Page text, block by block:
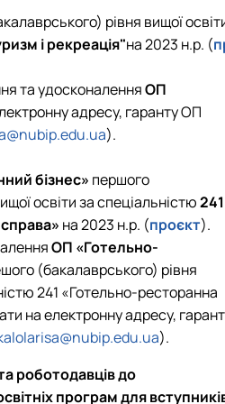
рівня вищої
і рекреація"на 2023 н.р. (
та удосконаленняОП
адресу, гаранту ОП
).
бізнес» першого
освіти за спеціальністю241
на 2023 н.р. (проєкт).
ОП «Готельно-
(бакалаврського) рівня
241 «Готельно-ресторанна
на електронну адресу,
).
роботодавців до
програм для